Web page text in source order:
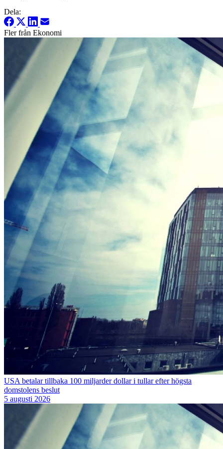
Dela:
Fler från Ekonomi
USA betalar tillbaka 100 miljarder dollar i tullar efter högsta
domstolens beslut
5 augusti 2026